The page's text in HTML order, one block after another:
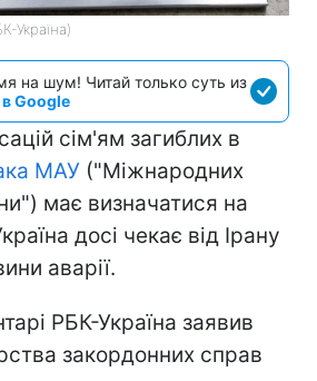
Україна)
на шум! Читай только суть из
Google
сім'ям загиблих в
МАУ ("Міжнародних
має визначатися на
досі чекає від Ірану
аварії.
РБК-Україна заявив
закордонних справ